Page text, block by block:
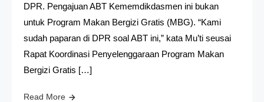
DPR. Pengajuan ABT Kememdikdasmen ini bukan
untuk Program Makan Bergizi Gratis (MBG). “Kami
sudah paparan di DPR soal ABT ini,” kata Mu’ti seusai
Rapat Koordinasi Penyelenggaraan Program Makan
Bergizi Gratis […]
Read More